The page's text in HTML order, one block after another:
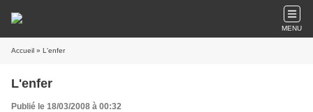
MENU
Accueil » L'enfer
L'enfer
Publié le 18/03/2008 à 00:32